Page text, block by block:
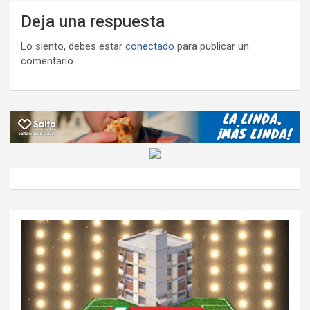
Deja una respuesta
Lo siento, debes estar conectado para publicar un
comentario.